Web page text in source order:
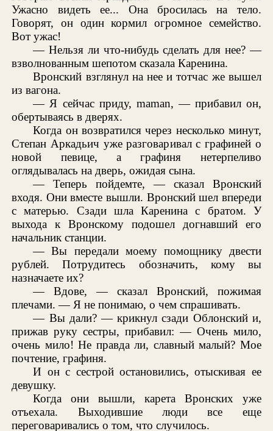
Ужасно видеть ее... Она бросилась на тело.
Говорят, он один кормил огромное семейство.
Вот ужас!
— Нельзя ли что-нибудь сделать для нее? —
взволнованным шепотом сказала Каренина.
Вронский взглянул на нее и тотчас же вышел
из вагона.
— Я сейчас приду, maman, — прибавил он,
обертываясь в дверях.
Когда он возвратился через несколько минут,
Степан Аркадьич уже разговаривал с графиней о
новой певице, а графиня нетерпеливо
оглядывалась на дверь, ожидая сына.
— Теперь пойдемте, — сказал Вронский
входя. Они вместе вышли. Вронский шел впереди
с матерью. Сзади шла Каренина с братом. У
выхода к Вронскому подошел догнавший его
начальник станции.
— Вы передали моему помощнику двести
рублей. Потрудитесь обозначить, кому вы
назначаете их?
— Вдове, — сказал Вронский, пожимая
плечами. — Я не понимаю, о чем спрашивать.
— Вы дали? — крикнул сзади Облонский и,
прижав руку сестры, прибавил: — Очень мило,
очень мило! Не правда ли, славный малый? Мое
почтение, графиня.
И он с сестрой остановились, отыскивая ее
девушку.
Когда они вышли, карета Вронских уже
отъехала. Выходившие люди все еще
переговаривались о том, что случилось.